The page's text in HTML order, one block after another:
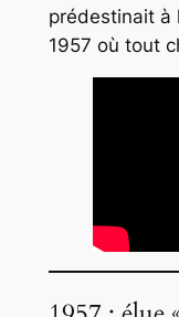
prédestinait à
1957 où tout